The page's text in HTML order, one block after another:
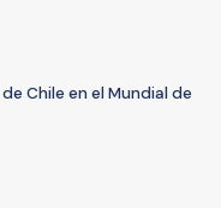
Chile en el Mundial de